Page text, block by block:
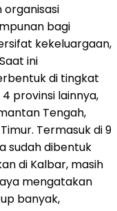
organisasi
bagi
kekeluargaan,
ini
di tingkat
provinsi lainnya,
Tengah,
Termasuk di 9
sudah dibentuk
di Kalbar, masih
mengatakan
banyak,